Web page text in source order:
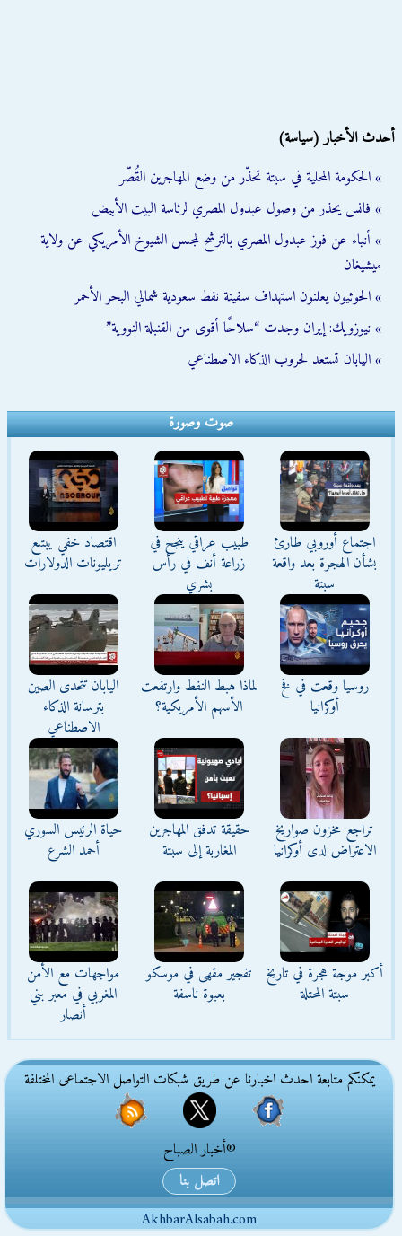
أحدث الأخبار (سياسة)
» الحكومة المحلية في سبتة تحذّر من وضع المهاجرين القُصّر
» فانس يحذر من وصول عبدول المصري لرئاسة البيت الأبيض
» أنباء عن فوز عبدول المصري بالترشح لمجلس الشيوخ الأمريكي عن ولاية
ميشيغان
» الحوثيون يعلنون استهداف سفينة نفط سعودية شمالي البحر الأحمر
» نيوزويك: إيران وجدت “سلاحًا أقوى من القنبلة النووية”
» اليابان تستعد لحروب الذكاء الاصطناعي
صوت وصورة
اجتماع أوروبي طارئ
بشأن الهجرة بعد واقعة
سبتة
طبيب عراقي ينجح في
زراعة أنف في رأس
بشري
اقتصاد خفي يبتلع
تريليونات الدولارات
روسيا وقعت في فخ
أوكرانيا
لماذا هبط النفط وارتفعت
الأسهم الأمريكية؟
اليابان تتحدى الصين
بترسانة الذكاء
الاصطناعي
تراجع مخزون صواريخ
الاعتراض لدى أوكرانيا
حقيقة تدفق المهاجرين
المغاربة إلى سبتة
حياة الرئيس السوري
أحمد الشرع
أكبر موجة هجرة في تاريخ
سبتة المحتلة
تفجير مقهى في موسكو
بعبوة ناسفة
مواجهات مع الأمن
المغربي في معبر بني
أنصار
يمكنكم متابعة احدث اخبارنا عن طريق شبكات التواصل الاجتماعى المختلفة
®أخبار الصباح
اتصل بنا
AkhbarAlsabah.com